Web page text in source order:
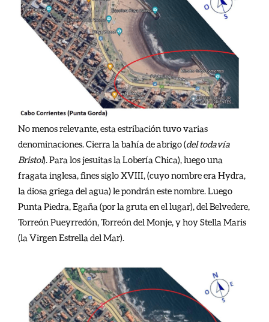
No menos relevante, esta estribación tuvo varias
denominaciones. Cierra la bahía de abrigo (del todavía
Bristol). Para los jesuitas la Lobería Chica), luego una
fragata inglesa, fines siglo XVIII, (cuyo nombre era Hydra,
la diosa griega del agua) le pondrán este nombre. Luego
Punta Piedra, Egaña (por la gruta en el lugar), del Belvedere,
Torreón Pueyrredón, Torreón del Monje, y hoy Stella Maris
(la Virgen Estrella del Mar).